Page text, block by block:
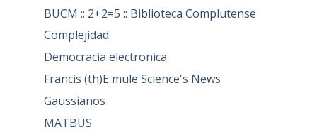
BUCM :: 2+2=5 :: Biblioteca Complutense
Complejidad
Democracia electronica
Francis (th)E mule Science's News
Gaussianos
MATBUS